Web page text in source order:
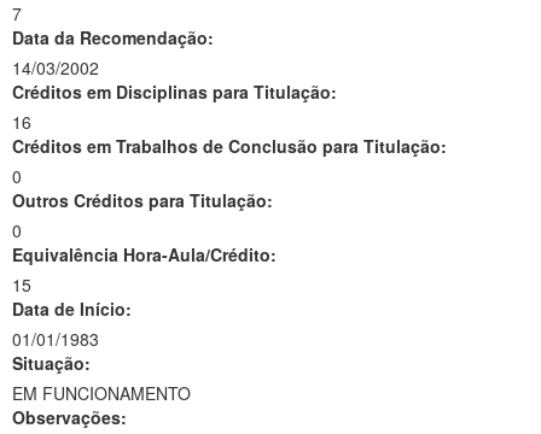
7
Data da Recomendação:
14/03/2002
Créditos em Disciplinas para Titulação:
16
Créditos em Trabalhos de Conclusão para Titulação:
0
Outros Créditos para Titulação:
0
Equivalência Hora-Aula/Crédito:
15
Data de Início:
01/01/1983
Situação:
EM FUNCIONAMENTO
Observações: